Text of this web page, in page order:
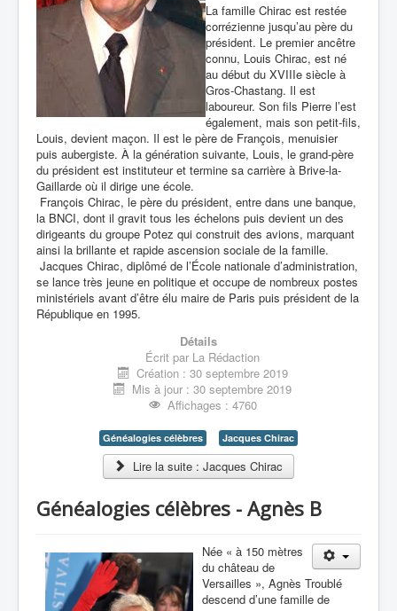
La famille Chirac est restée
corrézienne jusqu’au père du
président. Le premier ancêtre
connu, Louis Chirac, est né
au début du XVIIIe siècle à
Gros-Chastang. Il est
laboureur. Son fils Pierre l’est
également, mais son petit-fils,
Louis, devient maçon. Il est le père de François, menuisier
puis aubergiste. À la génération suivante, Louis, le grand-père
du président est instituteur et termine sa carrière à Brive-la-
Gaillarde où il dirige une école.
François Chirac, le père du président, entre dans une banque,
la BNCI, dont il gravit tous les échelons puis devient un des
dirigeants du groupe Potez qui construit des avions, marquant
ainsi la brillante et rapide ascension sociale de la famille.
Jacques Chirac, diplômé de l’École nationale d’administration,
se lance très jeune en politique et occupe de nombreux postes
ministériels avant d’être élu maire de Paris puis président de la
République en 1995.
Détails
Écrit par La Rédaction
Création : 30 septembre 2019
Mis à jour : 30 septembre 2019
Affichages : 4760
Généalogies célèbres Jacques Chirac
Lire la suite : Jacques Chirac
Généalogies célèbres - Agnès B
Née « à 150 mètres
du château de
Versailles », Agnès Troublé
descend d’une famille de